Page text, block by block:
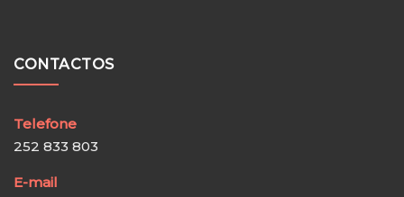
CONTACTOS
Telefone
252 833 803
E-mail